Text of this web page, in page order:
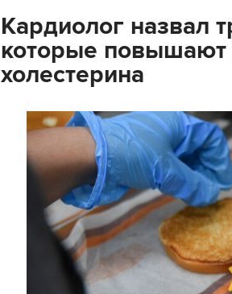
Кардиолог назвал
которые повышают
холестерина